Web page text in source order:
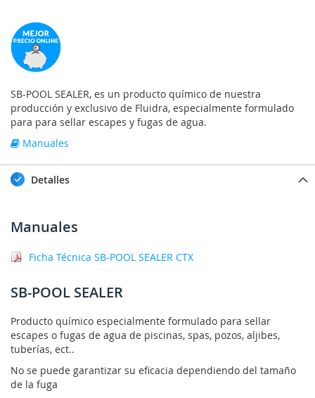
SB-POOL SEALER, es un producto químico de nuestra
producción y exclusivo de Fluidra, especialmente formulado
para para sellar escapes y fugas de agua.
Manuales
Detalles
Manuales
Ficha Técnica SB-POOL SEALER CTX
SB-POOL SEALER
Producto químico especialmente formulado para sellar
escapes o fugas de agua de piscinas, spas, pozos, aljibes,
tuberías, ect..
No se puede garantizar su eficacia dependiendo del tamaño
de la fuga